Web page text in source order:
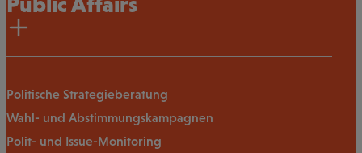
Politische Strategieberatung
Wahl- und Abstimmungskampagnen
Polit- und Issue-Monitoring